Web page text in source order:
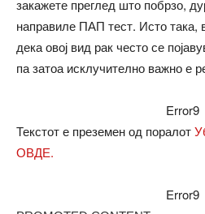
закажете преглед што побрзо,
направиле ПАП тест. Исто така,
дека овој вид рак често се
па затоа исклучително важно е
Error9
Текстот е преземен од поралот
ОВДЕ.
Error9